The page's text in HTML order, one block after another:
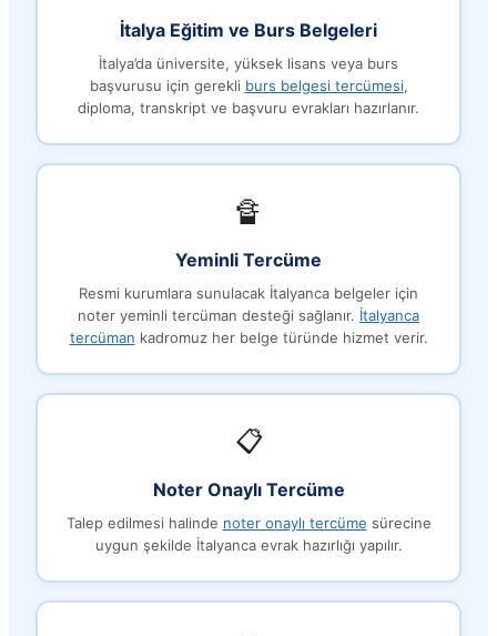
İtalya Eğitim ve Burs Belgeleri
İtalya’da üniversite, yüksek lisans veya burs
başvurusu için gerekli burs belgesi tercümesi,
diploma, transkript ve başvuru evrakları hazırlanır.
🔏
Yeminli Tercüme
Resmi kurumlara sunulacak İtalyanca belgeler için
noter yeminli tercüman desteği sağlanır. İtalyanca
tercüman kadromuz her belge türünde hizmet verir.
📋
Noter Onaylı Tercüme
Talep edilmesi halinde noter onaylı tercüme sürecine
uygun şekilde İtalyanca evrak hazırlığı yapılır.